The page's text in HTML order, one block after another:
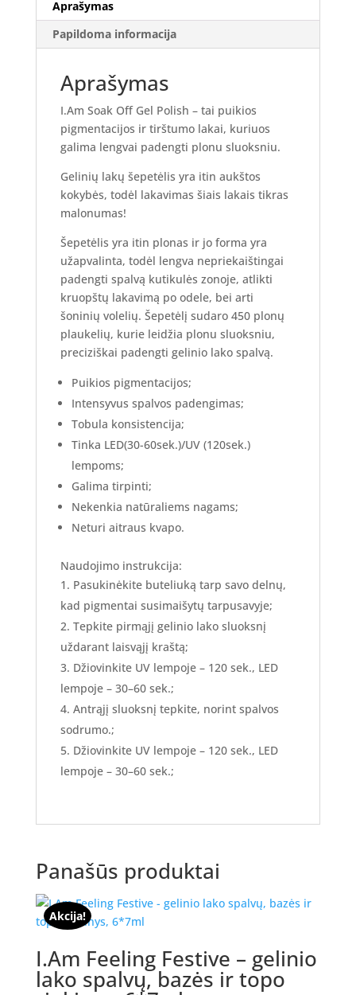
7ml.
Aprašymas
Papildoma informacija
Aprašymas
I.Am Soak Off Gel Polish – tai puikios
pigmentacijos ir tirštumo lakai, kuriuos
galima lengvai padengti plonu sluoksniu.
Gelinių lakų šepetėlis yra itin aukštos
kokybės, todėl lakavimas šiais lakais tikras
malonumas!
Šepetėlis yra itin plonas ir jo forma yra
užapvalinta, todėl lengva nepriekaištingai
padengti spalvą kutikulės zonoje, atlikti
kruopštų lakavimą po odele, bei arti
šoninių volelių. Šepetėlį sudaro 450 plonų
plaukelių, kurie leidžia plonu sluoksniu,
preciziškai padengti gelinio lako spalvą.
Puikios pigmentacijos;
Intensyvus spalvos padengimas;
Tobula konsistencija;
Tinka LED(30-60sek.)/UV (120sek.)
lempoms;
Galima tirpinti;
Nekenkia natūraliems nagams;
Neturi aitraus kvapo.
Naudojimo instrukcija:
Pasukinėkite buteliuką tarp savo delnų,
kad pigmentai susimaišytų tarpusavyje;
Tepkite pirmąjį gelinio lako sluoksnį
uždarant laisvąjį kraštą;
Džiovinkite UV lempoje – 120 sek., LED
lempoje – 30–60 sek.;
Antrąjį sluoksnį tepkite, norint spalvos
sodrumo.;
Džiovinkite UV lempoje – 120 sek., LED
lempoje – 30–60 sek.;
Panašūs produktai
Akcija!
I.Am Feeling Festive – gelinio
lako spalvų, bazės ir topo